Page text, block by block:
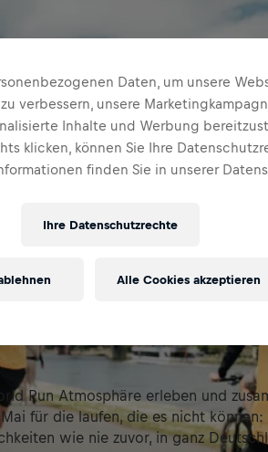
Run Atmosphäre erleben und
für die laufen, die es nicht
wie nie zuvor, in ganz
Daten, um unsere
verbessern, unsere
Inhalte und Werbung
klicken, können Sie Ihre
finden Sie in unserer
Ihre Datenschutzrechte
Alle Cookies akzeptieren